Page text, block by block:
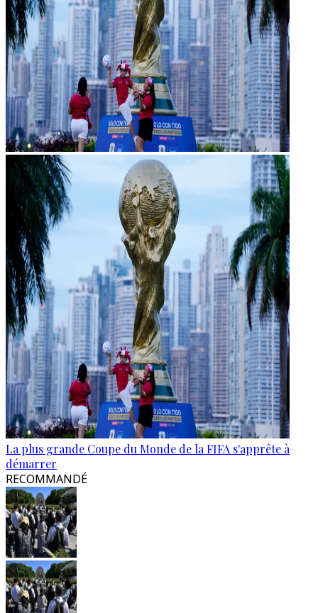
La plus grande Coupe du Monde de la FIFA s'apprête à
démarrer
RECOMMANDÉ